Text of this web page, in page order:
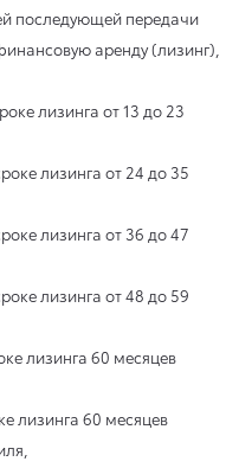
последующей передачи
аренду (лизинг),
лизинга от 13 до 23
лизинга от 24 до 35
лизинга от 36 до 47
лизинга от 48 до 59
лизинга 60 месяцев
лизинга 60 месяцев